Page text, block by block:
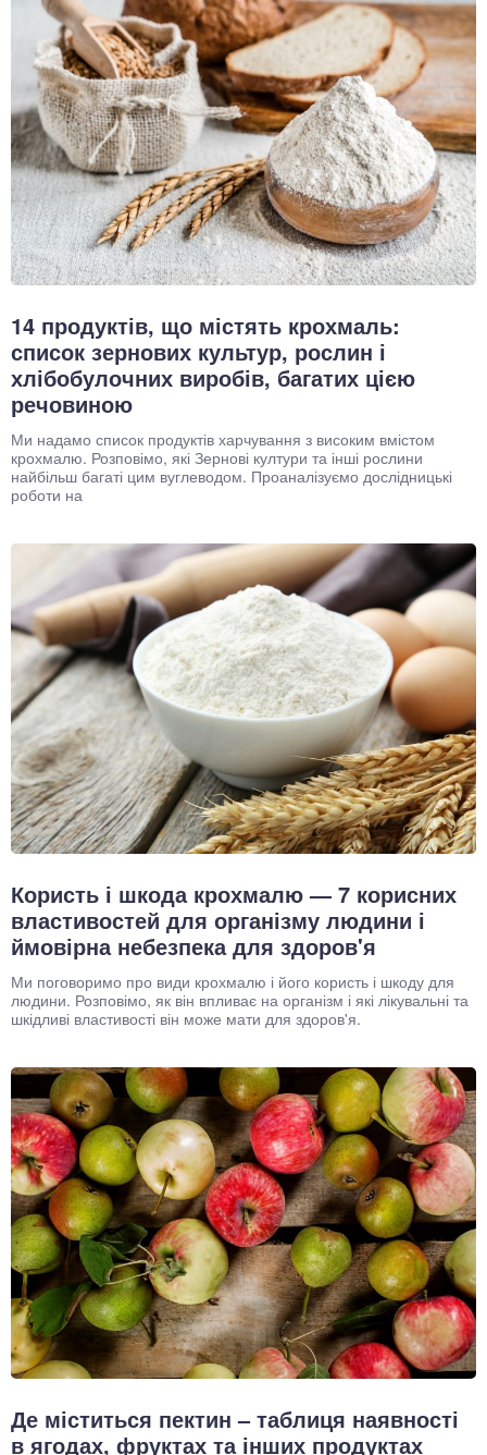
14 продуктів, що містять крохмаль:
список зернових культур, рослин і
хлібобулочних виробів, багатих цією
речовиною
Ми надамо список продуктів харчування з високим вмістом
крохмалю. Розповімо, які Зернові култури та інші рослини
найбільш багаті цим вуглеводом. Проаналізуємо дослідницькі
роботи на
Користь і шкода крохмалю — 7 корисних
властивостей для організму людини і
ймовірна небезпека для здоров'я
Ми поговоримо про види крохмалю і його користь і шкоду для
людини. Розповімо, як він впливає на організм і які лікувальні та
шкідливі властивості він може мати для здоров'я.
Де міститься пектин – таблиця наявності
в ягодах, фруктах та інших продуктах